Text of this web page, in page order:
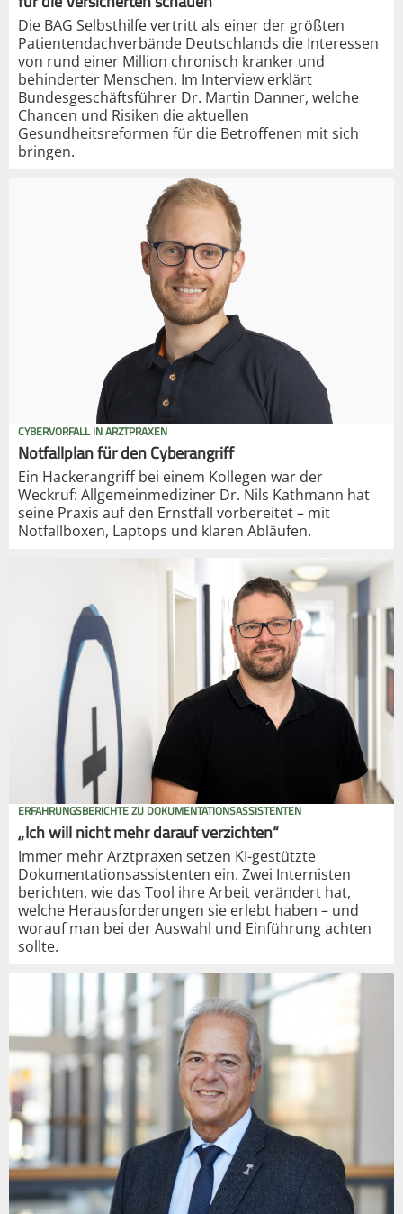
Die BAG Selbsthilfe vertritt als einer der größten
Patientendachverbände Deutschlands die Interessen
von rund einer Million chronisch kranker und
behinderter Menschen. Im Interview erklärt
Bundesgeschäftsführer Dr. Martin Danner, welche
Chancen und Risiken die aktuellen
Gesundheitsreformen für die Betroffenen mit sich
bringen.
CYBERVORFALL IN ARZTPRAXEN
Notfallplan für den Cyberangriff
Ein Hackerangriff bei einem Kollegen war der
Weckruf: Allgemeinmediziner Dr. Nils Kathmann hat
seine Praxis auf den Ernstfall vorbereitet – mit
Notfallboxen, Laptops und klaren Abläufen.
ERFAHRUNGSBERICHTE ZU DOKUMENTATIONSASSISTENTEN
„Ich will nicht mehr darauf verzichten“
Immer mehr Arztpraxen setzen KI-gestützte
Dokumentationsassistenten ein. Zwei Internisten
berichten, wie das Tool ihre Arbeit verändert hat,
welche Herausforderungen sie erlebt haben – und
worauf man bei der Auswahl und Einführung achten
sollte.